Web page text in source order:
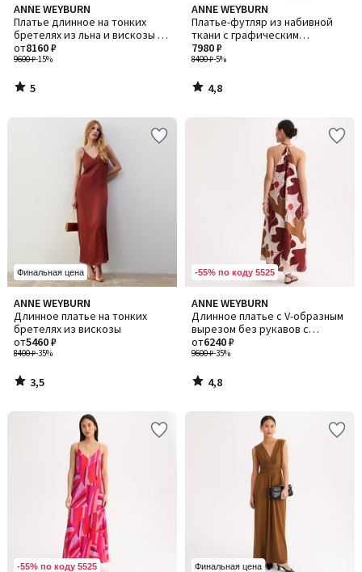
ANNE WEYBURN
Платье длинное на тонких
бретелях из льна и вискозы с
набивным рисунком
9600 ₽-15%
от8160 ₽
5
/
5
5
/
ANNE WEYBURN
Платье-футляр из набивной
ткани с графическим
рисунком, длинное, с длинным
рукавом
8400 ₽-5%
7980 ₽
4,8
/ 5
4,8
/
Финальная цена
ANNE WEYBURN
Длинное платье на тонких
бретелях из вискозы
8400 ₽-35%
от5460 ₽
3,5
/ 5
3,5
/
-55% по коду 5525
ANNE WEYBURN
Длинное платье с V-образным
вырезом без рукавов с
принтом
9600 ₽-35%
от6240 ₽
4,8
/ 5
4,8
/
-55% по коду 5525 Финальная цена